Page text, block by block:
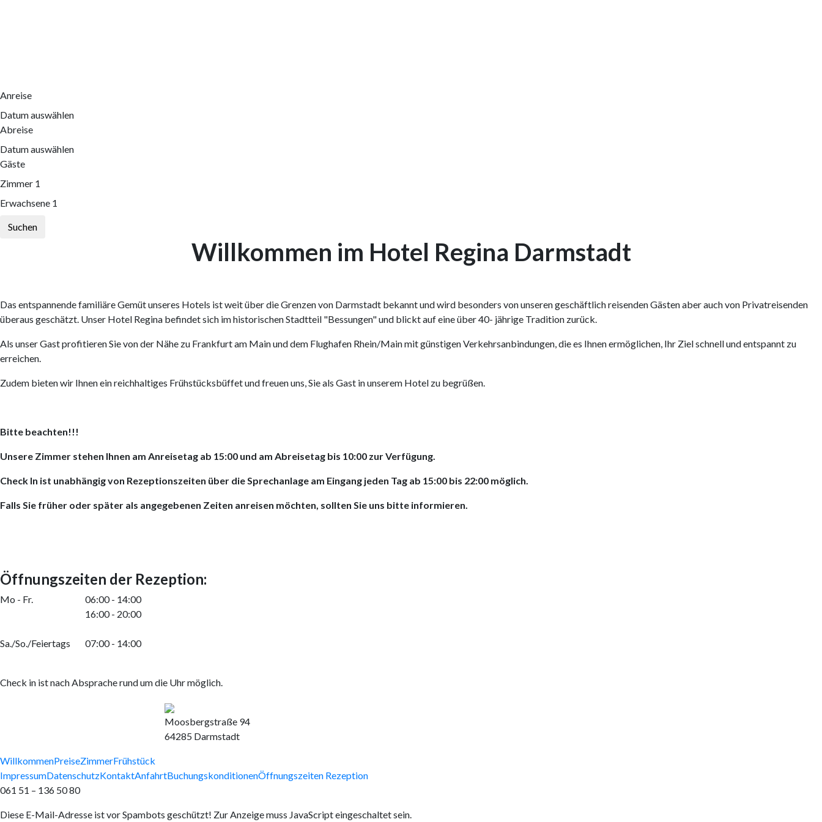
Anreise
Datum auswählen
Abreise
Datum auswählen
Gäste
Zimmer 1
Erwachsene 1
Suchen
Willkommen im Hotel Regina Darmstadt
Das entspannende familiäre Gemüt unseres Hotels ist weit über die Grenzen von Darmstadt bekannt und wird besonders von unseren geschäftlich reisenden Gästen aber auch von Privatreisenden
überaus geschätzt. Unser Hotel Regina befindet sich im historischen Stadtteil "Bessungen" und blickt auf eine über 40- jährige Tradition zurück.
Als unser Gast profitieren Sie von der Nähe zu Frankfurt am Main und dem Flughafen Rhein/Main mit günstigen Verkehrsanbindungen, die es Ihnen ermöglichen, Ihr Ziel schnell und entspannt zu
erreichen.
Zudem bieten wir Ihnen ein reichhaltiges Frühstücksbüffet und freuen uns, Sie als Gast in unserem Hotel zu begrüßen.
Bitte beachten!!!
Unsere Zimmer stehen Ihnen am Anreisetag ab 15:00 und am Abreisetag bis 10:00 zur Verfügung.
Check In ist unabhängig von Rezeptionszeiten über die Sprechanlage am Eingang jeden Tag ab 15:00 bis 22:00 möglich.
Falls Sie früher oder später als angegebenen Zeiten anreisen möchten, sollten Sie uns bitte informieren.
Öffnungszeiten der Rezeption:
Mo - Fr.
06:00 - 14:00
16:00 - 20:00
Sa./So./Feiertags 07:00 - 14:00
Check in ist nach Absprache rund um die Uhr möglich.
Moosbergstraße 94
64285 Darmstadt
WillkommenPreiseZimmerFrühstück
ImpressumDatenschutzKontaktAnfahrtBuchungskonditionenÖffnungszeiten Rezeption
061 51 – 136 50 80
Diese E-Mail-Adresse ist vor Spambots geschützt! Zur Anzeige muss JavaScript eingeschaltet sein.